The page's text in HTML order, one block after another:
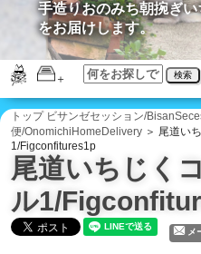
検索
手造りおのみち朝捥ぎ
をお届けします。
トップ ビサンゼセッション/
便/OnomichiHomeDelivery ＞ 尾道い
1/Figconfitures1p
尾道いちじく
ル1/
メ